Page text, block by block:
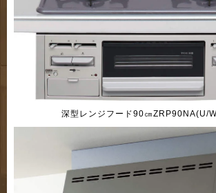
深型レンジフード90㎝ZRP90NA(U/